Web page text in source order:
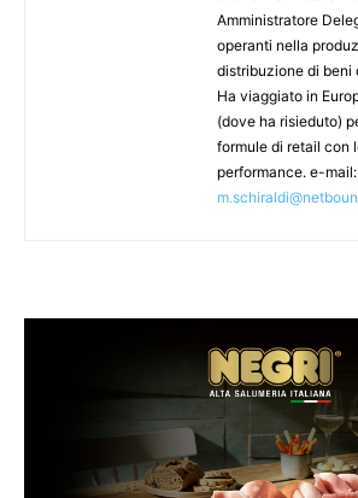
Amministratore
operanti nella
distribuzione di beni
Ha viaggiato in
(dove ha risieduto)
formule di retail con
performance. e-mail: